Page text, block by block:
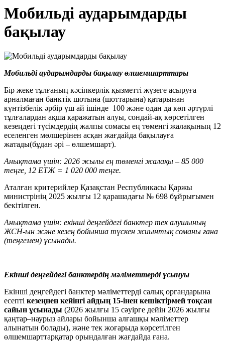
Мобильді аударымдарды
бақылау
Мобильді аударымдарды бақылау өлшемшарттары
Бір жеке тұлғаның кәсіпкерлік қызметті жүзеге асыруға
арналмаған банктік шотына (шоттарына) қатарынан
күнтізбелік әрбір үш ай ішінде 100 және одан да көп әртүрлі
тұлғалардан ақша қаражатын алуы, сондай-ақ көрсетілген
кезеңдегі түсімдердің жалпы сомасы ең төменгі жалақының 12
еселенген мөлшерінен асқан жағдайда бақылауға
жатады(бұдан әрі – өлшемшарт).
Анықтама үшін: 2026 жылы ең төменгі жалақы – 85 000
теңге, 12 ЕТЖ = 1 020 000 теңге.
Аталған критерийлер Қазақстан Республикасы Қаржы
министрінің 2025 жылғы 12 қарашадағы № 698 бұйрығымен
бекітілген.
Анықтама үшін: екінші деңгейдегі банктер тек алушының
ЖСН-ын және кезең бойынша түскен жиынтық соманы ғана
(теңгемен) ұсынады.
Екінші деңгейдегі банктердің мәліметтерді ұсынуы
Екінші деңгейдегі банктер мәліметтерді салық органдарына
есепті кезеңнен кейінгі айдың 15-інен кешіктірмей тоқсан
сайын ұсынады (2026 жылғы 15 сәуірге дейін 2026 жылғы
қаңтар–наурыз айлары бойынша алғашқы мәліметтер
алынатын болады), және тек жоғарыда көрсетілген
өлшемшарттарқатар орындалған жағдайда ғана.